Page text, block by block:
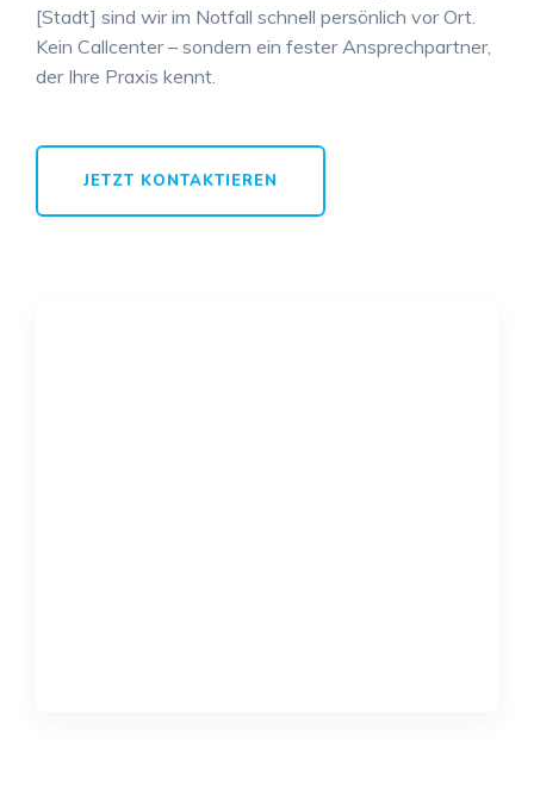
[Stadt] sind wir im Notfall schnell persönlich vor Ort.
Kein Callcenter – sondern ein fester Ansprechpartner,
der Ihre Praxis kennt.
JETZT KONTAKTIEREN